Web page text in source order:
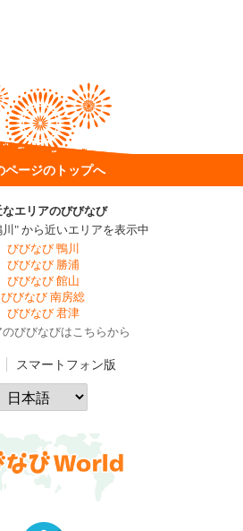
ページのトップへ
なエリアのびびなび
" から近いエリアを表示中
びびなび 鴨川
びびなび 勝浦
びびなび 館山
びびなび 南房総
びびなび 君津
びびなびはこちらから
スマートフォン版